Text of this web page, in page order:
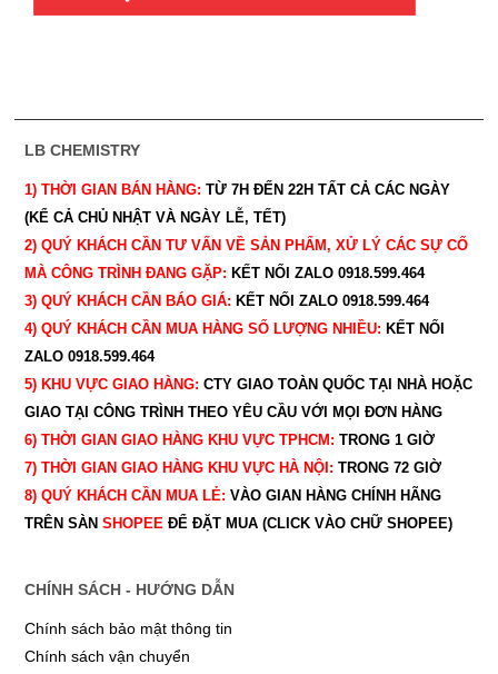
LB CHEMISTRY
1) THỜI GIAN BÁN HÀNG: TỪ 7H ĐẾN 22H TẤT CẢ CÁC NGÀY
(KỂ CẢ CHỦ NHẬT VÀ NGÀY LỄ, TẾT)
2) QUÝ KHÁCH CẦN TƯ VẤN VỀ SẢN PHẨM, XỬ LÝ CÁC SỰ CỐ
MÀ CÔNG TRÌNH ĐANG GẶP: KẾT NỐI ZALO 0918.599.464
3) QUÝ KHÁCH CẦN BÁO GIÁ: KẾT NỐI ZALO 0918.599.464
4) QUÝ KHÁCH CẦN MUA HÀNG SỐ LƯỢNG NHIỀU: KẾT NỐI
ZALO 0918.599.464
5) KHU VỰC GIAO HÀNG: CTY GIAO TOÀN QUỐC TẠI NHÀ HOẶC
GIAO TẠI CÔNG TRÌNH THEO YÊU CẦU VỚI MỌI ĐƠN HÀNG
6) THỜI GIAN GIAO HÀNG KHU VỰC TPHCM: TRONG 1 GIỜ
7) THỜI GIAN GIAO HÀNG KHU VỰC HÀ NỘI: TRONG 72 GIỜ
8) QUÝ KHÁCH CẦN MUA LẺ: VÀO GIAN HÀNG CHÍNH HÃNG
TRÊN SÀN SHOPEEĐỂ ĐẶT MUA (CLICK VÀO CHỮ SHOPEE)
CHÍNH SÁCH - HƯỚNG DẪN
Chính sách bảo mật thông tin
Chính sách vận chuyển